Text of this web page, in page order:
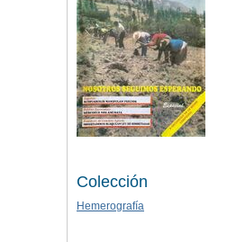
Colección
Hemerografía